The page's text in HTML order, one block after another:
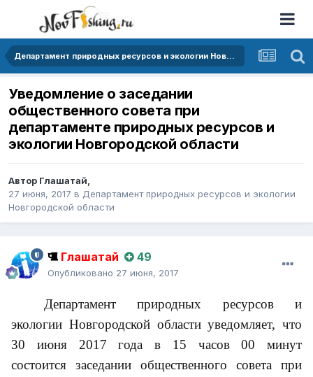
Департамент природных ресурсов и экологии Новгородской области
Уведомление о заседании
общественного совета при
департаменте природных ресурсов и
экологии Новгородской области
Автор Глашатай,
27 июня, 2017 в Департамент природных ресурсов и экологии
Новгородской области
Глашатай 49
Опубликовано 27 июня, 2017
Департамент природных ресурсов и
экологии Новгородской области уведомляет, что
30 июня 2017 года в 15 часов 00 минут
состоится заседании общественного совета при